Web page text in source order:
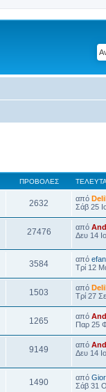
ΠΡΟΒΟΛΈΣ
2632 από
Σάβ 25
27476 από
Δευ 14
3584 από
Τρί 12
1503 από
Τρί 27
1265 από
Παρ 25
9149 από
Δευ 14
1490 από
Σάβ 31